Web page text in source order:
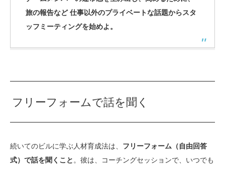
旅の報告など 仕事以外のプライベートな話題からスタ
ッフミーティングを始めよ。
フリーフォームで話を聞く
続いてのビルに学ぶ人材育成法は、 フリーフォーム（自由回答
式）で話を聞くこと 。彼は、コーチングセッションで、いつでも